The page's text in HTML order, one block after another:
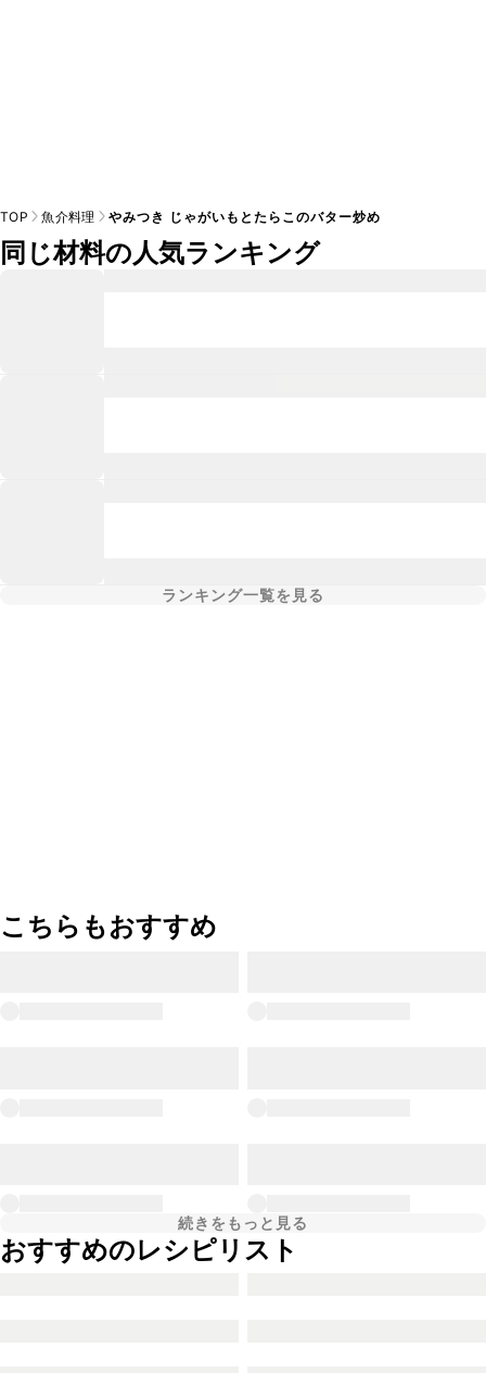
TOP 魚介料理 やみつき じゃがいもとたらこのバター炒め
同じ材料の人気ランキング
ランキング一覧を見る
こちらもおすすめ
続きをもっと見る
おすすめのレシピリスト